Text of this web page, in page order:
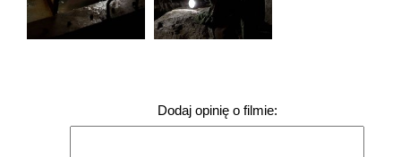
Dodaj opinię o filmie: